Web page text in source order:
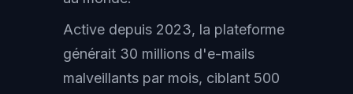
Active depuis 2023, la plateforme
générait 30 millions d'e-mails
malveillants par mois, ciblant 500